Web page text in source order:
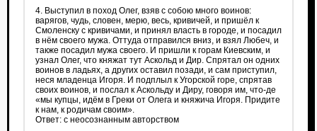
4. Выступил в поход Олег, взяв с собою много воинов:
варягов, чудь, словен, мерю, весь, кривичей, и пришёл к
Смоленску с кривичами, и принял власть в городе, и посадил
в нём своего мужа. Оттуда отправился вниз, и взял Любеч, и
также посадил мужа своего. И пришли к горам Киевским, и
узнал Олег, что княжат тут Аскольд и Дир. Спрятал он одних
воинов в ладьях, а других оставил позади, и сам приступил,
неся младенца Игоря. И подплыл к Угорской горе, спрятав
своих воинов, и послал к Аскольду и Диру, говоря им, что-де
«мы купцы, идём в Греки от Олега и княжича Игоря. Придите
к нам, к родичам своим».
Ответ: с неосознанным авторством